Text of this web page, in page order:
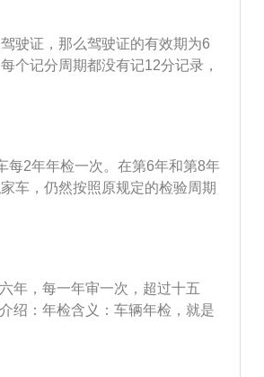
申请时,机动车所有人应当确认申
保险凭证、车船税纳税或者免税
所应当自受理之日起一日内,审查
，按照下列期限进行安全技术检
每年检验1次；超过10年的，每6
年以内每2年检验1次；超过6年
；4、摩托车4年以内每2年检验
他机动车每年检验1次。营运机
起，按照下列期限进行安全技术
超过5年的，每6个月检验1次；
内每年检验1次；超过10年的，
车6年以内每2年检验1次；超过6
1次；4、摩托车4年以内每2年检
，不再重复进行安全技术检验。
务工作的意见》：进一步优化调
车除外）、摩托车检验周期。对
年检验1次。对摩托车，将原10
需要在第6年、第10年到检验机
过10年的，每年上线检验1次。
驶证，那么驾驶证的有效期为6
个记分周期都没有记12分记录，
长期的驾驶证。但是如果在期
每2年年检一次。在第6年和第8年
车，仍然按照原规定的检验周期
的每半年检验1次。具体年检内
相符；检验车辆的制动性、转向
动车安全运行技术条件的要求；
号牌、车辆档案所有登记是否与
动、变更手续；号牌、行驶证及
清等情况，是否需要更换。汽车
年，每一年审一次，超过十五
绍：年检含义：车辆年检，就是
进行的一项检测，相当于每年一